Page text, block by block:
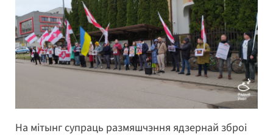
На мітынг супраць размяшчэння ядзернай зброі